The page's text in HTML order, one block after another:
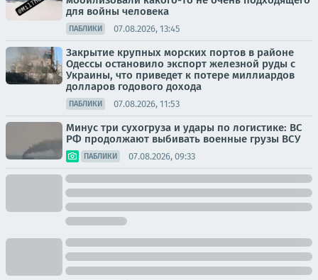
для войны человека
ПАБЛИКИ 07.08.2026, 13:45
Закрытие крупных морских портов в районе
Одессы остановило экспорт железной руды с
Украины, что приведет к потере миллиардов
долларов годового дохода
ПАБЛИКИ 07.08.2026, 11:53
Минус три сухогруза и удары по логистике: ВС
РФ продолжают выбивать военные грузы ВСУ
ПАБЛИКИ 07.08.2026, 09:33